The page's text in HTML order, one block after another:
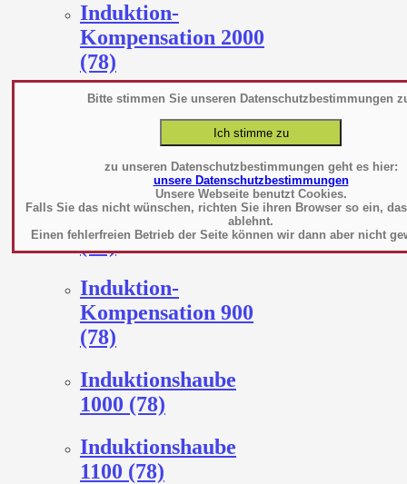
Bitte stimmen Sie unseren Datenschutzbestimmungen
zu unseren Datenschutzbestimmungen geht es hier:
unsere Datenschutzbestimmungen
Unsere Webseite benutzt Cookies.
Falls Sie das nicht wünschen, richten Sie ihren Browser so ein,
ablehnt.
Einen fehlerfreien Betrieb der Seite können wir dann aber nicht
Induktion-
Kompensation 2000
(78)
Induktion-
Kompensation 2200
Induktion-
Kompensation 2400
(78)
Induktion-
Kompensation 900
(78)
Induktionshaube
1000 (78)
Induktionshaube
1100 (78)